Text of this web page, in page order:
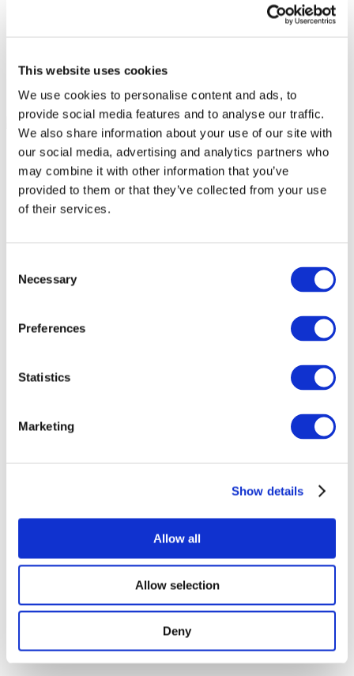
This website uses cookies
We use cookies to personalise content and ads, to
provide social media features and to analyse our traffic.
We also share information about your use of our site with
our social media, advertising and analytics partners who
may combine it with other information that you’ve
provided to them or that they’ve collected from your use
of their services.
Selection
Necessary
Preferences
Statistics
Marketing
Show details
Allow all
Allow selection
Deny
Todos os
Concertos